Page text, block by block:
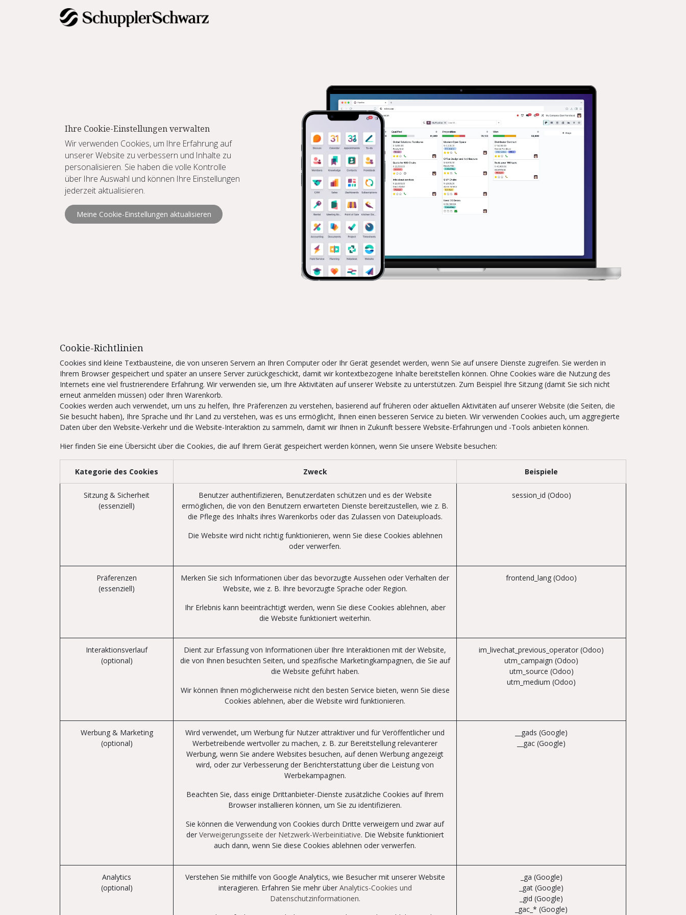
Ihre Cookie-Einstellungen verwalten
Wir verwenden Cookies, um Ihre Erfahrung auf
unserer Website zu verbessern und Inhalte zu
personalisieren. Sie haben die volle Kontrolle
über Ihre Auswahl und können Ihre Einstellungen
jederzeit aktualisieren.
Meine Cookie-Einstellungen aktualisieren
Cookie-Richtlinien
Cookies sind kleine Textbausteine, die von unseren Servern an Ihren Computer oder Ihr Gerät gesendet werden, wenn Sie auf unsere Dienste zugreifen. Sie werden in
Ihrem Browser gespeichert und später an unsere Server zurückgeschickt, damit wir kontextbezogene Inhalte bereitstellen können. Ohne Cookies wäre die Nutzung des
Internets eine viel frustrierendere Erfahrung. Wir verwenden sie, um Ihre Aktivitäten auf unserer Website zu unterstützen. Zum Beispiel Ihre Sitzung (damit Sie sich nicht
erneut anmelden müssen) oder Ihren Warenkorb.
Cookies werden auch verwendet, um uns zu helfen, Ihre Präferenzen zu verstehen, basierend auf früheren oder aktuellen Aktivitäten auf unserer Website (die Seiten, die
Sie besucht haben), Ihre Sprache und Ihr Land zu verstehen, was es uns ermöglicht, Ihnen einen besseren Service zu bieten. Wir verwenden Cookies auch, um aggregierte
Daten über den Website-Verkehr und die Website-Interaktion zu sammeln, damit wir Ihnen in Zukunft bessere Website-Erfahrungen und -Tools anbieten können.
Hier finden Sie eine Übersicht über die Cookies, die auf Ihrem Gerät gespeichert werden können, wenn Sie unsere Website besuchen:
Kategorie des Cookies Zweck Beispiele
Sitzung & Sicherheit
(essenziell)
Benutzer authentifizieren, Benutzerdaten schützen und es der Website
ermöglichen, die von den Benutzern erwarteten Dienste bereitzustellen, wie z. B.
die Pflege des Inhalts ihres Warenkorbs oder das Zulassen von Dateiuploads.
Die Website wird nicht richtig funktionieren, wenn Sie diese Cookies ablehnen
oder verwerfen.
session_id (Odoo)
Präferenzen
(essenziell)
Merken Sie sich Informationen über das bevorzugte Aussehen oder Verhalten der
Website, wie z. B. Ihre bevorzugte Sprache oder Region.
Ihr Erlebnis kann beeinträchtigt werden, wenn Sie diese Cookies ablehnen, aber
die Website funktioniert weiterhin.
frontend_lang (Odoo)
Interaktionsverlauf
(optional)
Dient zur Erfassung von Informationen über Ihre Interaktionen mit der Website,
die von Ihnen besuchten Seiten, und spezifische Marketingkampagnen, die Sie auf
die Website geführt haben.
Wir können Ihnen möglicherweise nicht den besten Service bieten, wenn Sie diese
Cookies ablehnen, aber die Website wird funktionieren.
im_livechat_previous_operator (Odoo)
utm_campaign (Odoo)
utm_source (Odoo)
utm_medium (Odoo)
Werbung & Marketing
(optional)
Wird verwendet, um Werbung für Nutzer attraktiver und für Veröffentlicher und
Werbetreibende wertvoller zu machen, z. B. zur Bereitstellung relevanterer
Werbung, wenn Sie andere Websites besuchen, auf denen Werbung angezeigt
wird, oder zur Verbesserung der Berichterstattung über die Leistung von
Werbekampagnen.
Beachten Sie, dass einige Drittanbieter-Dienste zusätzliche Cookies auf Ihrem
Browser installieren können, um Sie zu identifizieren.
Sie können die Verwendung von Cookies durch Dritte verweigern und zwar auf
der Verweigerungsseite der Netzwerk-Werbeinitiative. Die Website funktioniert
auch dann, wenn Sie diese Cookies ablehnen oder verwerfen.
__gads (Google)
__gac (Google)
Analytics
(optional)
Verstehen Sie mithilfe von Google Analytics, wie Besucher mit unserer Website
interagieren. Erfahren Sie mehr über Analytics-Cookies und
Datenschutzinformationen.
_ga (Google)
_gat (Google)
_gid (Google)
_gac_* (Google)